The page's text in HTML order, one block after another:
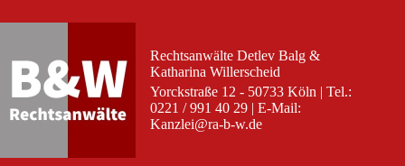
Inhalt
Rechtsanwälte Detlev Balg &
Katharina Willerscheid
Yorckstraße 12 - 50733 Köln | Tel.:
0221 / 991 40 29 | E-Mail:
Kanzlei@ra-b-w.de